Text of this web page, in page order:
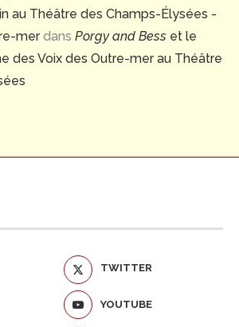
au Théâtre des Champs-Élysées -
merdans Porgy and Bess et le
des Voix des Outre-mer au Théâtre
TWITTER
YOUTUBE